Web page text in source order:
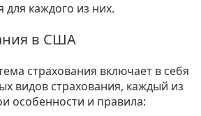
каждого из них.
в США
страхования включает в себя
видов страхования, каждый из
особенности и правила: